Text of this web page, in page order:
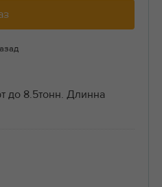
до 8.5тонн. Длинна